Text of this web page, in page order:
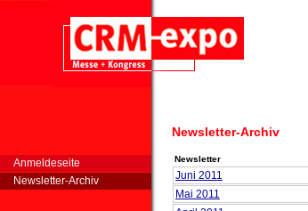
Anmeldeseite
Newsletter-Archiv
Newsletter-Archiv
Newsletter
Juni 2011
Mai 2011